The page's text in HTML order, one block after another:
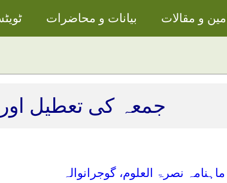
و مقالات بیانات و محاضرات
جمعہ کی تعطیل اور
ماہنامہ نصرۃ العلوم، گوجرانوالہ